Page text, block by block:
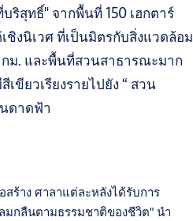
ริสุทธิ์" จากพื้นที่ 150 เฮกตาร์
งนิเวศ ที่เป็นมิตรกับสิ่งแวดล้อม
กม. และพื้นที่สวนสาธารณะมาก
ขียวเรียงรายไปยัง “ สวน
ดาดฟ้า
ร้าง ศาลาแต่ละหลังได้รับการ
กลืนตามธรรมชาติของชีวิต" นำ